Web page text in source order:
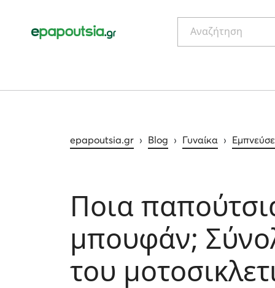
Αναζήτηση
epapoutsia.gr › Blog › Γυναίκα ›
Ποια
μπουφάν;
του